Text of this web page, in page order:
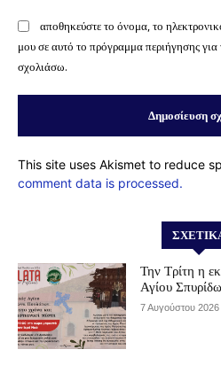
αποθηκεύστε το όνομα, το
μου σε αυτό το πρόγραμμα περιήγησης
σχολιάσω.
This site uses Akismet to reduce
comment data is processed.
Την Τρίτη η
Αγίου
7 Αυγούστου 2026